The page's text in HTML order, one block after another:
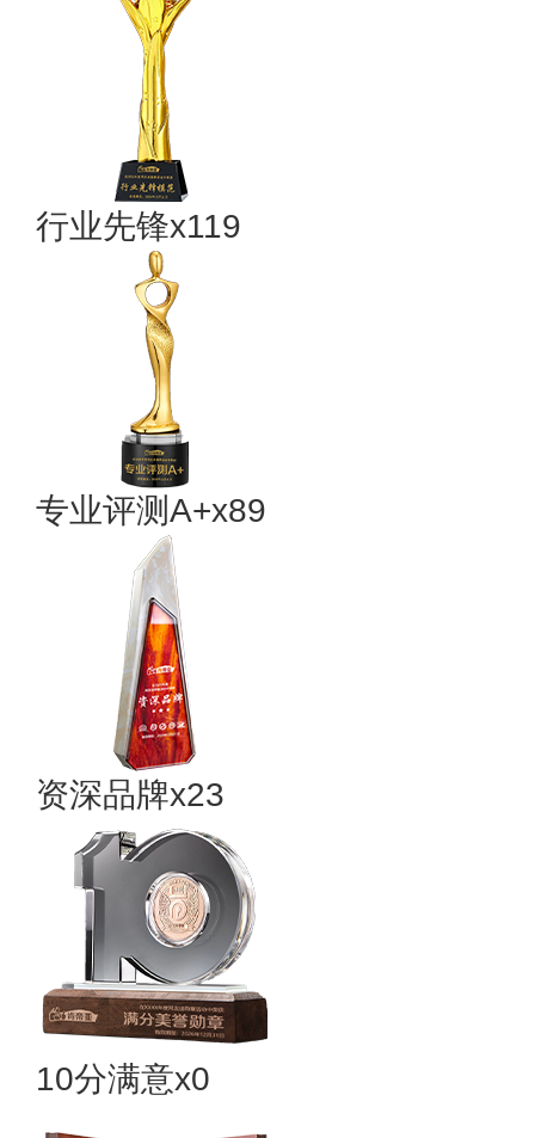
行业先锋x119
专业评测A+x89
资深品牌x23
10分满意x0